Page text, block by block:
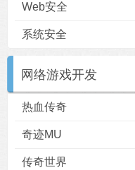
Web安全
系统安全
网络游戏开发
热血传奇
奇迹MU
传奇世界